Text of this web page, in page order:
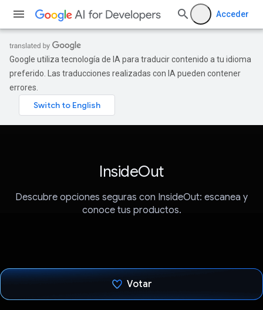
Acceder
Google utiliza tecnología de IA para traducir contenido a tu idioma
preferido. Las traducciones realizadas con IA pueden contener
errores.
InsideOut
Descubre opciones seguras con InsideOut: escanea y
conoce tus productos.
Votar